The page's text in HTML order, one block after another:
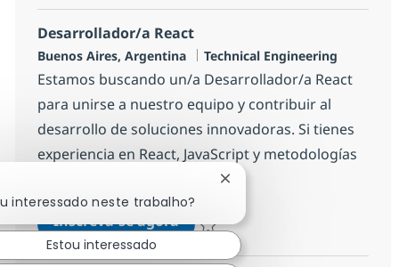
Desarrollador/a React
Localização
Buenos Aires, Argentina Categoria
Technical Engineering
Estamos buscando un/a Desarrollador/a React
para unirse a nuestro equipo y contribuir al
desarrollo de soluciones innovadoras. Si tienes
experiencia en React, JavaScript y metodologías
ágiles, ¡queremos conocerte!
Inscreva-se agoraDesarrollador/a React
Salvar Desarrollador/a React
interessado neste trabalho?
Fechar notificação de
Estou interessado